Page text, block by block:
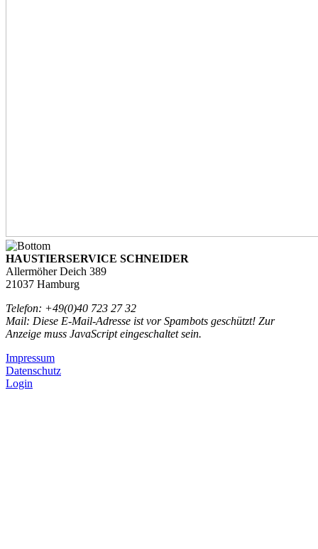
HAUSTIERSERVICE SCHNEIDER
Allermöher Deich 389
21037 Hamburg
Telefon: +49(0)40 723 27 32
Mail: Diese E-Mail-Adresse ist vor Spambots geschützt! Zur
Anzeige muss JavaScript eingeschaltet sein.
Impressum
Datenschutz
Login